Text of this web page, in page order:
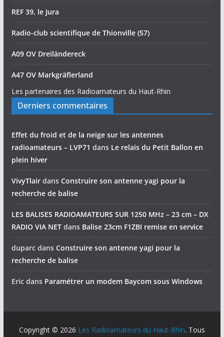
REF 39, le Jura
Radio-club scientifique de Thionville (57)
A09 OV Dreiländereck
A47 OV Markgräflerland
Les partenaires des Radioamateurs du Haut-Rhin
Derniers commentaires
Effet du froid et de la neige sur les antennes
radioamateurs – LVP71 dans Le relais du Petit Ballon en
plein hiver
VivyTlairdans Construire son antenne yagi pour la
recherche de balise
LES BALISES RADIOAMATEURS SUR 1250 MHz – 23 cm – DX
RADIO VIA NETdans Balise 23cm F1ZBI remise en service
duparcdans Construire son antenne yagi pour la
recherche de balise
Ericdans Paramétrer un modem Baycom sous Windows
Copyright © 2026 Les Radioamateurs du Haut-Rhin. Tous